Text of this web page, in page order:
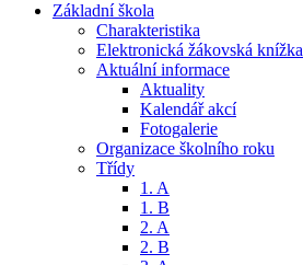
Základní škola
Charakteristika
Elektronická žákovská knížka
Aktuální informace
Aktuality
Kalendář akcí
Fotogalerie
Organizace školního roku
Třídy
1. A
1. B
2. A
2. B